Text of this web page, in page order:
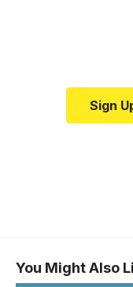
Sign
You Might Also